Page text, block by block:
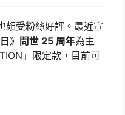
頗受粉絲好評。最近宣
》 問世 25 周年為主
」限定款，目前可